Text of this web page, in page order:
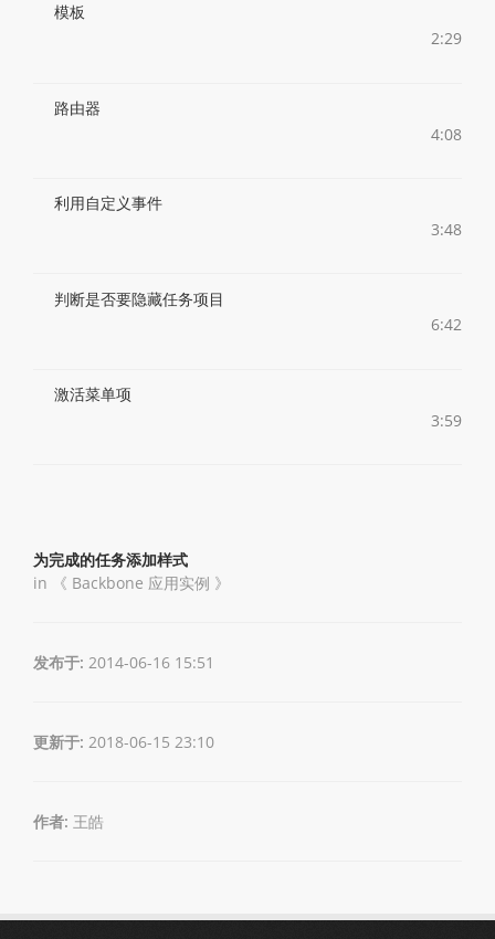
模板
2:29
路由器
4:08
利用自定义事件
3:48
判断是否要隐藏任务项目
6:42
激活菜单项
3:59
为完成的任务添加样式
in 《 Backbone 应用实例 》
发布于: 2014-06-16 15:51
更新于: 2018-06-15 23:10
作者: 王皓